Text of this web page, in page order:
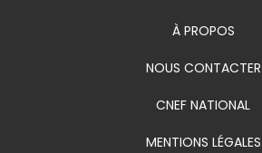
À PROPOS
NOUS CONTACTER
CNEF NATIONAL
MENTIONS LÉGALES